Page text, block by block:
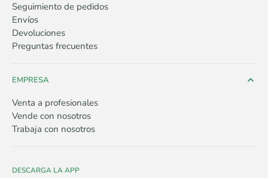
Seguimiento de pedidos
Envíos
Devoluciones
Preguntas frecuentes
EMPRESA
Venta a profesionales
Vende con nosotros
Trabaja con nosotros
DESCARGA LA APP